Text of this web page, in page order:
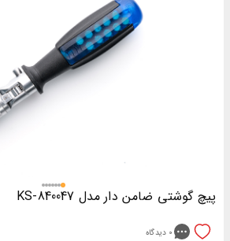
پیچ گوشتی ضامن دار مدل KS-840047
0 دیدگاه